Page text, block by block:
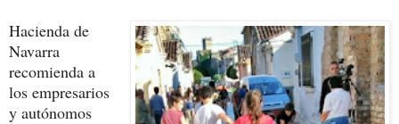
Hacienda de
Navarra
recomienda a
los empresarios
y autónomos